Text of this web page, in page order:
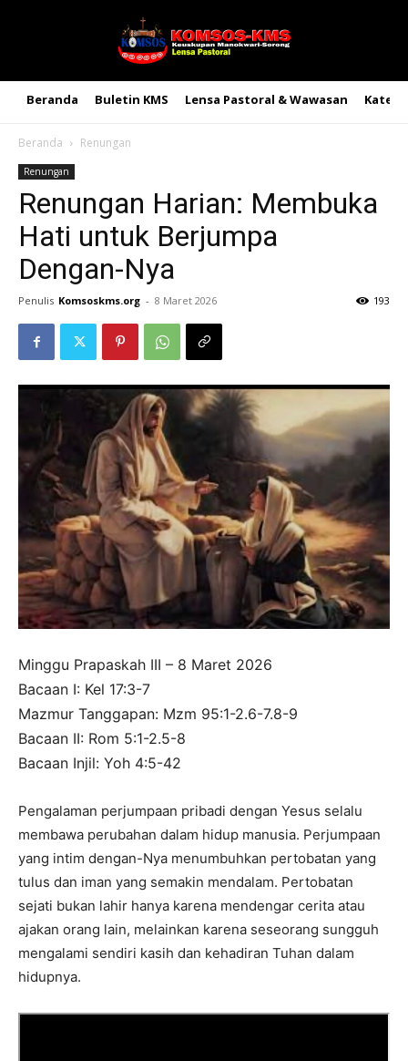
Beranda Buletin KMS Lensa Pastoral & Wawasan
Beranda Renungan
Renungan
Renungan Harian: Membuka
Hati untuk Berjumpa
Dengan-Nya
Penulis Komsoskms.org - 8 Maret 2026 193
Minggu Prapaskah III – 8 Maret 2026
Bacaan I: Kel 17:3-7
Mazmur Tanggapan: Mzm 95:1-2.6-7.8-9
Bacaan II: Rom 5:1-2.5-8
Bacaan Injil: Yoh 4:5-42
Pengalaman perjumpaan pribadi dengan Yesus selalu
membawa perubahan dalam hidup manusia. Perjumpaan
yang intim dengan-Nya menumbuhkan pertobatan yang
tulus dan iman yang semakin mendalam. Pertobatan
sejati bukan lahir hanya karena mendengar cerita atau
ajakan orang lain, melainkan karena seseorang sungguh
mengalami sendiri kasih dan kehadiran Tuhan dalam
hidupnya.